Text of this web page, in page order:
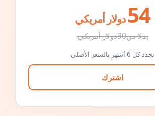
54 دولار أمريكي
بدلا من90دولار أمريكي
تجدد كل 6 أشهر بالسعر الأصلي
اشترك